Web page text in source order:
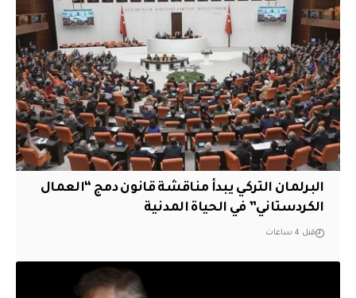
البرلمان التركي يبدأ مناقشة قانون دمج “العمال
الكردستاني” في الحياة المدنية
قبل 4 ساعات